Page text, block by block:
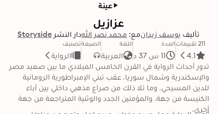
عينة
عزازيل
تأليف يوسف زيدانمع: محمد نصر اللهدار النشر Storyside
211 تقييمات
4.1
المدة
11 س 37 د
اللغة
العربية
الصيغةتصنيف
الرواية
والإسكندرية وشمال سوريا، عقب تبني الإمبراطورية الرومانية
الكنيسة من جهة، والمؤمنين الجدد والوثنية المتراجعة من جهة
أخرى.